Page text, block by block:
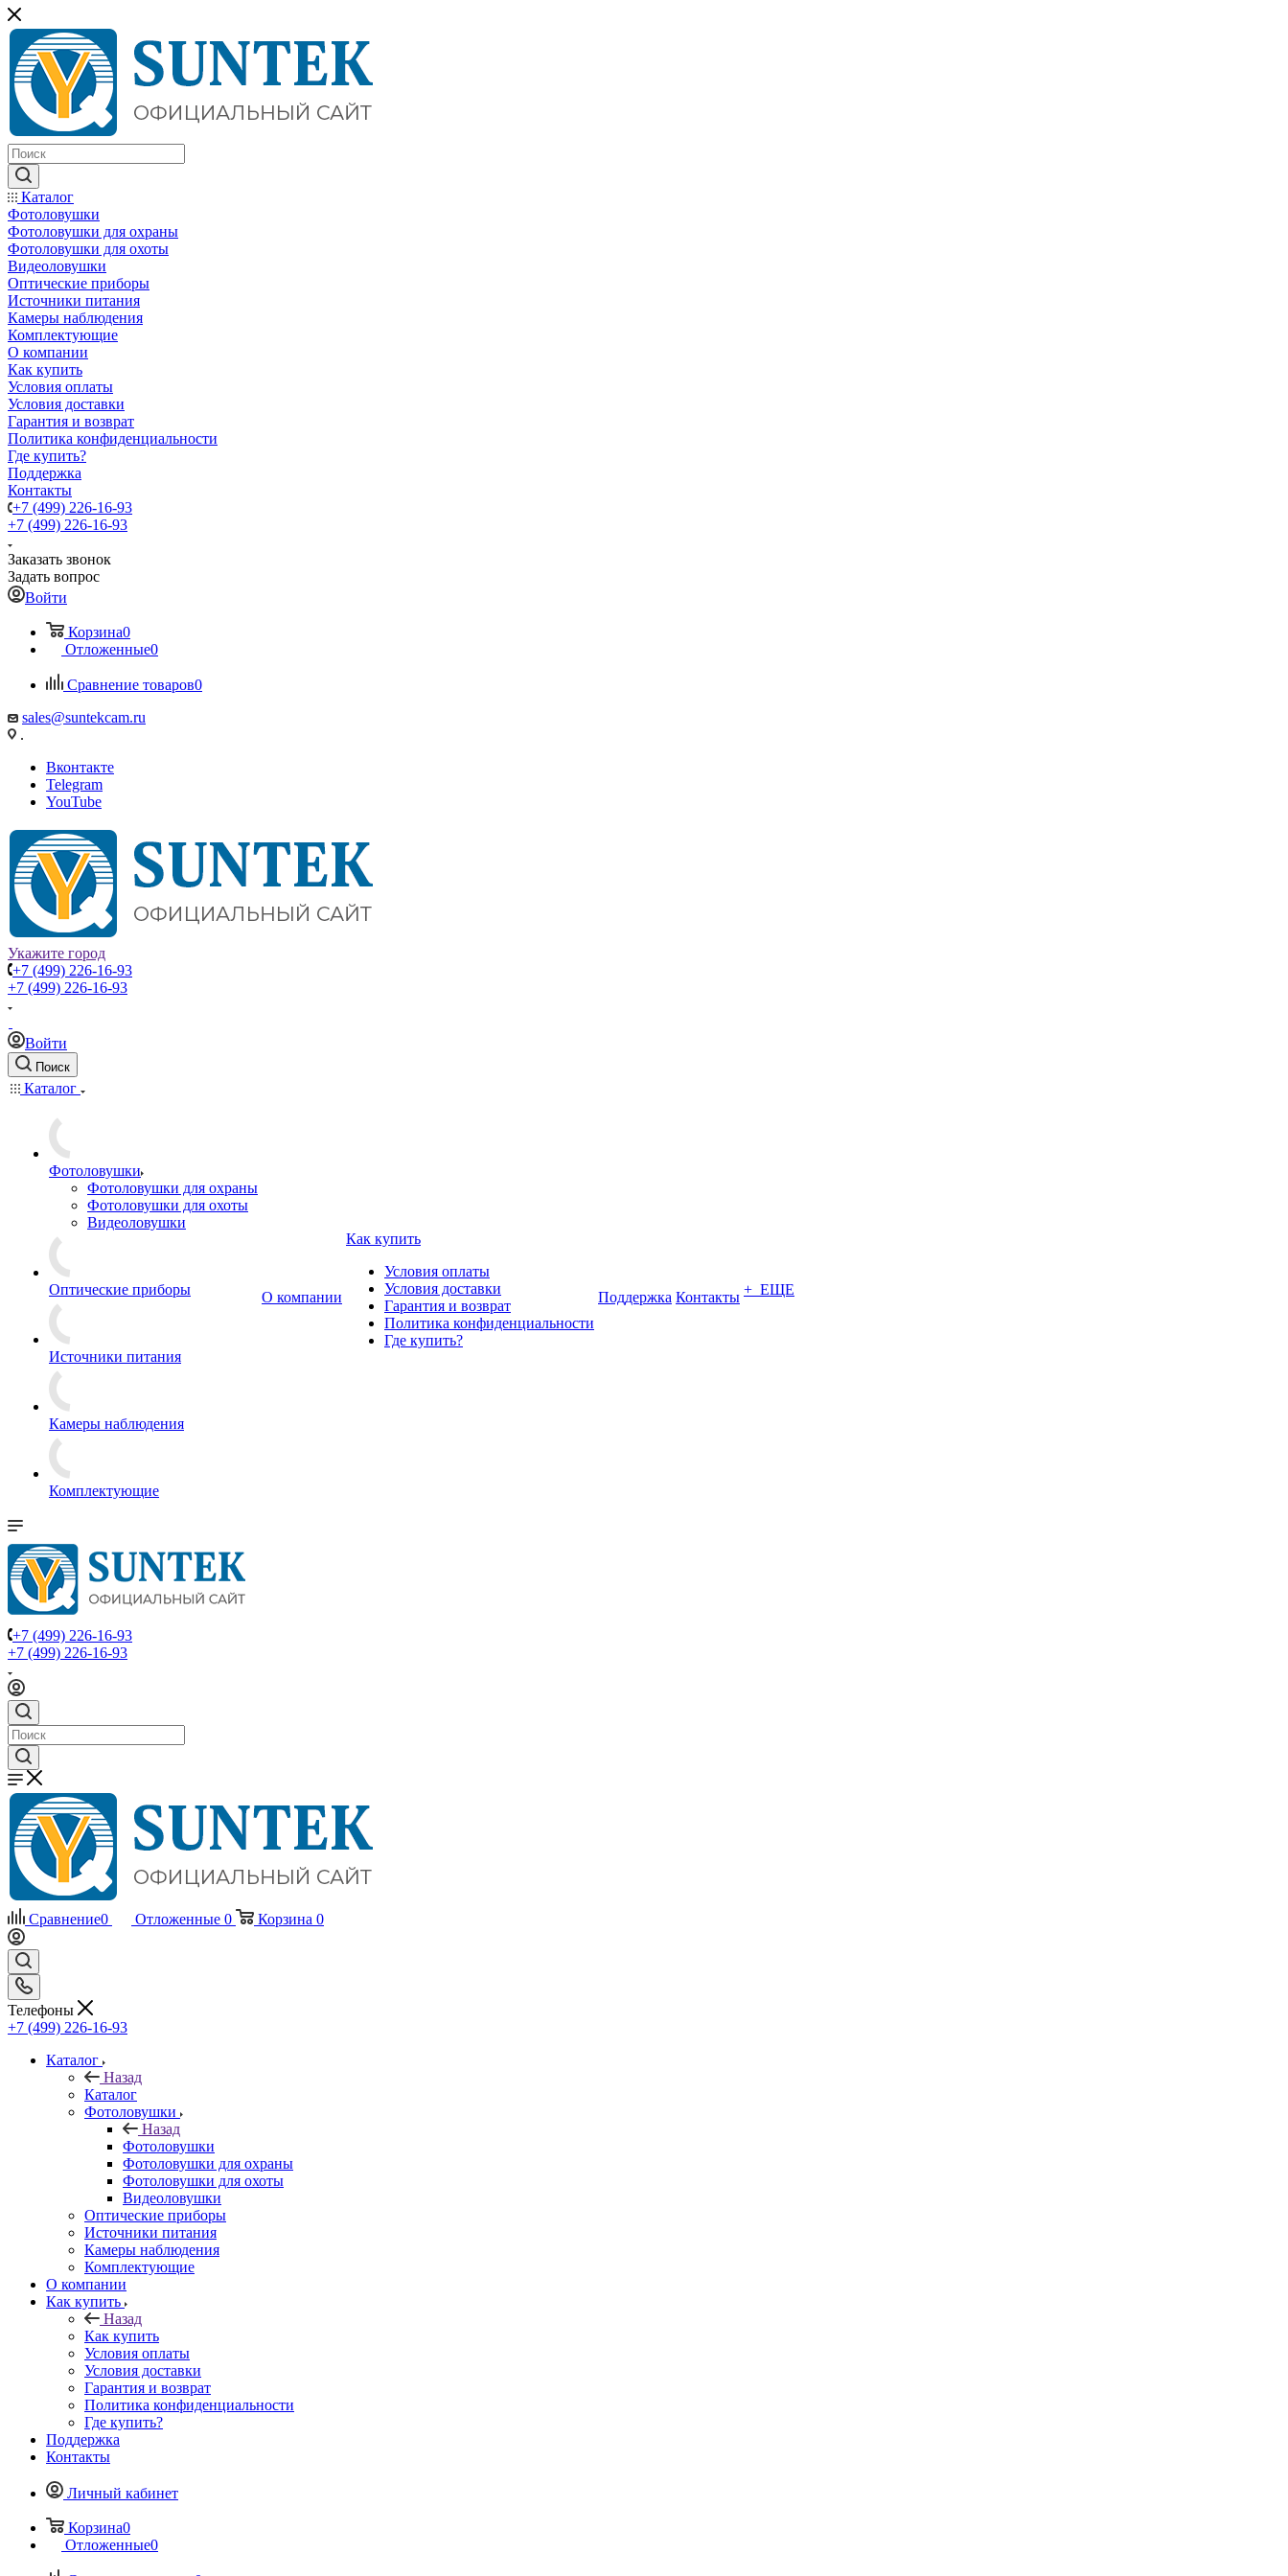
Каталог
Фотоловушки
Фотоловушки для охраны
Фотоловушки для охоты
Видеоловушки
Оптические приборы
Источники питания
Камеры наблюдения
Комплектующие
О компании
Как купить
Условия оплаты
Условия доставки
Гарантия и возврат
Политика конфиденциальности
Где купить?
Поддержка
Контакты
+7 (499) 226-16-93
+7 (499) 226-16-93
Заказать звонок
Задать вопрос
Войти
Корзина0
Отложенные0
Сравнение товаров0
sales@suntekcam.ru
.
Вконтакте
Telegram
YouTube
Укажите город
+7 (499) 226-16-93
+7 (499) 226-16-93
Войти
Поиск
Каталог
Фотоловушки
Фотоловушки для охраны
Фотоловушки для охоты
Видеоловушки
Оптические приборы
Источники питания
Камеры наблюдения
Комплектующие
О компании
Как купить
Условия оплаты
Условия доставки
Гарантия и возврат
Политика конфиденциальности
Где купить?
Поддержка Контакты + ЕЩЕ
+7 (499) 226-16-93
+7 (499) 226-16-93
Сравнение0 Отложенные 0 Корзина 0
Телефоны
+7 (499) 226-16-93
Каталог
Назад
Каталог
Фотоловушки
Назад
Фотоловушки
Фотоловушки для охраны
Фотоловушки для охоты
Видеоловушки
Оптические приборы
Источники питания
Камеры наблюдения
Комплектующие
О компании
Как купить
Назад
Как купить
Условия оплаты
Условия доставки
Гарантия и возврат
Политика конфиденциальности
Где купить?
Поддержка
Контакты
Личный кабинет
Корзина0
Отложенные0